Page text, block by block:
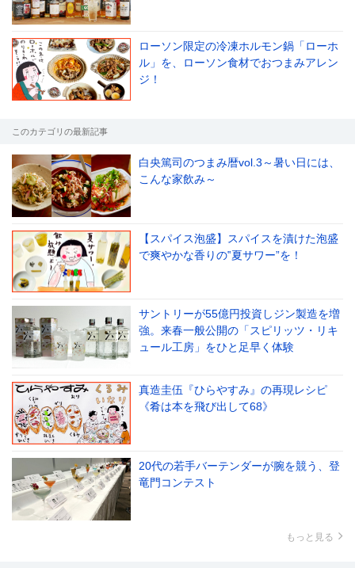
ノミスタイル] 公式twitterペ
エノミスタイル] 公式facebookペ
style[イエノミスタイル] 公式
ローソン限定の冷凍ホルモン鍋「ローホ
ル」を、ローソン食材でおつまみアレン
ジ！
このカテゴリの最新記事
白央篤司のつまみ暦vol.3～暑い日には、
こんな家飲み～
【スパイス泡盛】スパイスを漬けた泡盛
で爽やかな香りの‟夏サワー”を！
サントリーが55億円投資しジン製造を増
強。来春一般公開の「スピリッツ・リキ
ュール工房」をひと足早く体験
真造圭伍『ひらやすみ』の再現レシピ
《肴は本を飛び出して68》
20代の若手バーテンダーが腕を競う、登
竜門コンテスト
もっと見る